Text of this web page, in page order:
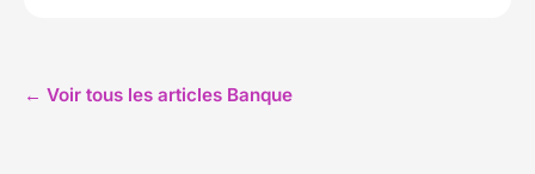
← Voir tous les articles Banque